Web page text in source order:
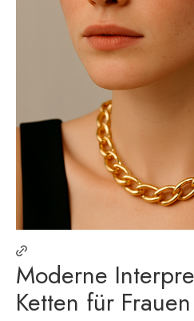
Moderne
Ketten für Frauen